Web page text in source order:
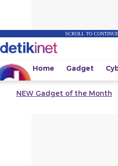
SCROLL TO
Home Gadget
NEW Gadget of the Month